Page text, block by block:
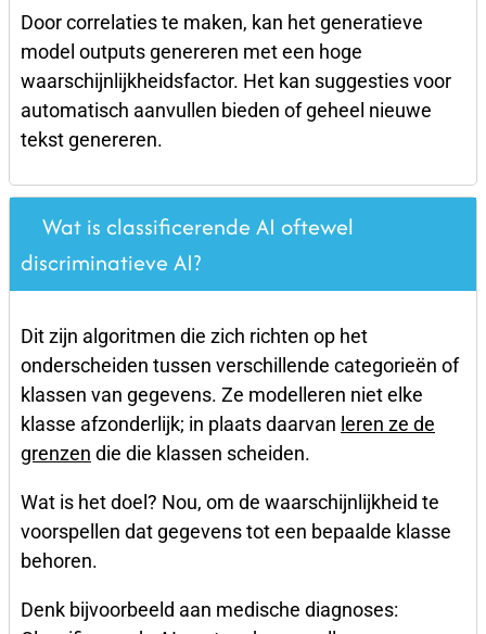
Door correlaties te maken, kan het generatieve
model outputs genereren met een hoge
waarschijnlijkheidsfactor. Het kan suggesties voor
automatisch aanvullen bieden of geheel nieuwe
tekst genereren.
Wat is classificerende AI oftewel
discriminatieve AI?
Dit zijn algoritmen die zich richten op het
onderscheiden tussen verschillende categorieën of
klassen van gegevens. Ze modelleren niet elke
klasse afzonderlijk; in plaats daarvan leren ze de
grenzen die die klassen scheiden.
Wat is het doel? Nou, om de waarschijnlijkheid te
voorspellen dat gegevens tot een bepaalde klasse
behoren.
Denk bijvoorbeeld aan medische diagnoses: